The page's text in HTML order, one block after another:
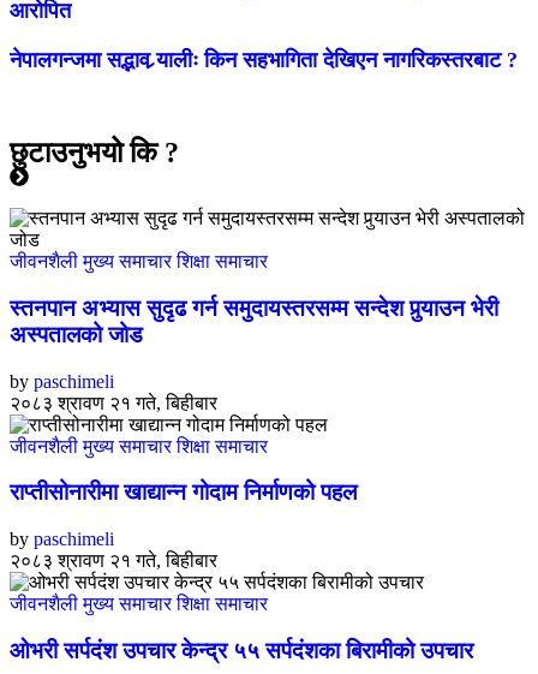
आरोपित
नेपालगन्जमा सद्भाव र्‍यालीः किन सहभागिता देखिएन नागरिकस्तरबाट ?
छुटाउनुभयो कि ?
जीवनशैली मुख्य समाचार शिक्षा समाचार
स्तनपान अभ्यास सुदृढ गर्न समुदायस्तरसम्म सन्देश पुर्‍याउन भेरी
अस्पतालको जोड
by paschimeli
२०८३ श्रावण २१ गते, बिहीबार
जीवनशैली मुख्य समाचार शिक्षा समाचार
राप्तीसोनारीमा खाद्यान्न गोदाम निर्माणको पहल
by paschimeli
२०८३ श्रावण २१ गते, बिहीबार
जीवनशैली मुख्य समाचार शिक्षा समाचार
ओभरी सर्पदंश उपचार केन्द्र ५५ सर्पदंशका बिरामीको उपचार